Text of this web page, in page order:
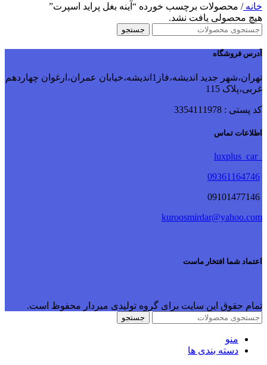
خانه/ محصولات برچسب خورده “آینه بغل پراید اسپرت”
هیچ محصولی یافت نشد.
جستجو
آدرس فروشگاه
تهران،شهر جدید اندیشه،فاز1اندیشه،خیابان عمران،ارغوان چهاردهم
غربی،پلاک 115
کد پستی : 3354111978
اطلاعات تماس
09361164746
kuroosmirdar@yahoo.com
اعتماد شما افتخار ماست
تمام حقوق این سایت برای گروه تولیدی میردار محفوظ است.
جستجو
منو
دسته بندی ها